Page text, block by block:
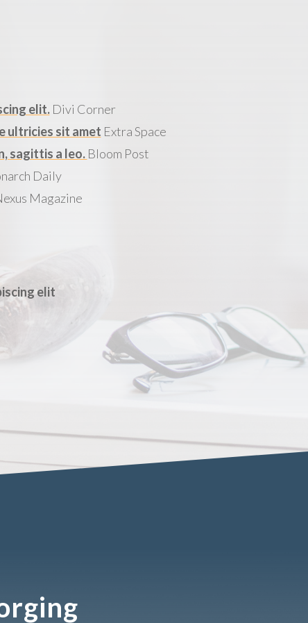
elit.Divi Corner
ultricies sit amet Extra Space
sagittis a leo. Bloom Post
Daily
Magazine
elit